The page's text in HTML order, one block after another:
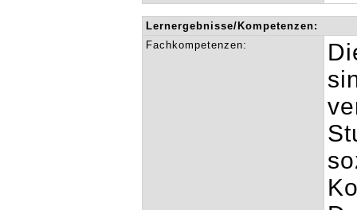
Lernergebnisse/Kompetenzen:
Fachkompetenzen: